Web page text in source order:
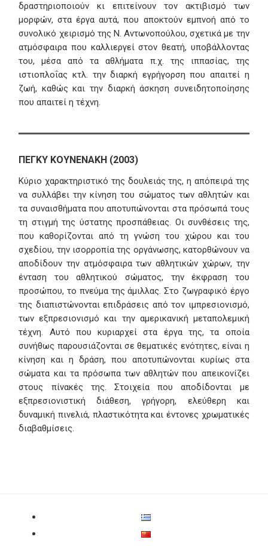
δραστηριοποιούν κι επιτείνουν τον ακτιβισμό των
μορφών, στα έργα αυτά, που αποκτούν εμπνοή από το
συνολικό χειρισμό της Ν. Αντωνοπούλου, σχετικά με την
ατμόσφαιρα που καλλιεργεί στον θεατή, υποβάλλοντας
του, μέσα από τα αθλήματα π.χ. της ιππασίας, της
ιστιοπλοΐας κτλ. την διαρκή εγρήγορση που απαιτεί η
ζωή, καθώς και την διαρκή άσκηση συνειδητοποίησης
που απαιτεί η τέχνη.
ΠΕΓΚΥ ΚΟΥΝΕNΑΚΗ (2003)
Κύριο χαρακτηριστικό της δουλειάς της, η απόπειρά της
να συλλάβει την κίνηση του σώματος των αθλητών και
τα συναισθήματα που αποτυπώνονται στα πρόσωπά τους
τη στιγμή της ύστατης προσπάθειας. Οι συνθέσεις της,
που καθορίζονται από τη γνώση του χώρου και του
σχεδίου, την ισορροπία της οργάνωσης, κατορθώνουν να
αποδίδουν την ατμόσφαιρα των αθλητικών χώρων, την
ένταση του αθλητικού σώματος, την έκφραση του
προσώπου, το πνεύμα της άμιλλας. Στο ζωγραφικό έργο
της διαπιστώνονται επιδράσεις από τον ιμπρεσιονισμό,
των εξπρεσιονισμό και την αμερικανική μεταπολεμική
τέχνη. Αυτό που κυριαρχεί στα έργα της, τα οποία
συνήθως παρουσιάζονται σε θεματικές ενότητες, είναι η
κίνηση και η δράση, που αποτυπώνονται κυρίως στα
σώματα και τα πρόσωπα των αθλητών που απεικονίζει
στους πίνακές της. Στοιχεία που αποδίδονται με
εξπρεσιονιστική διάθεση, γρήγορη, ελεύθερη και
δυναμική πινελιά, πλαστικότητα και έντονες χρωματικές
διαβαθμίσεις.